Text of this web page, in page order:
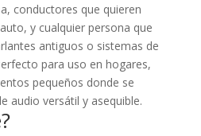
conductores que quieren
y cualquier persona que
antiguos o sistemas de
para uso en hogares,
pequeños donde se
audio versátil y asequible.